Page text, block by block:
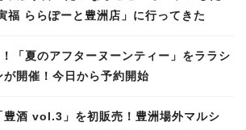
福 ららぽーと豊洲店」に行ってきた
「夏のアフターヌーンティー」をララシ
が開催！今日から予約開始
豊酒 vol.3」を初販売！豊洲場外マルシ